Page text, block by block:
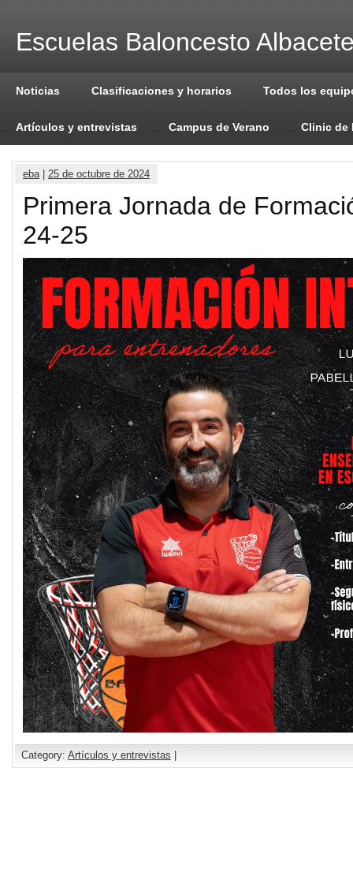
Escuelas Baloncesto
Noticias Clasificaciones y horarios Todos los
Artículos y entrevistas Campus de Verano Clinic de
eba| 25 de octubre de 2024
Primera Jornada de
24-25
Category: Artículos y entrevistas